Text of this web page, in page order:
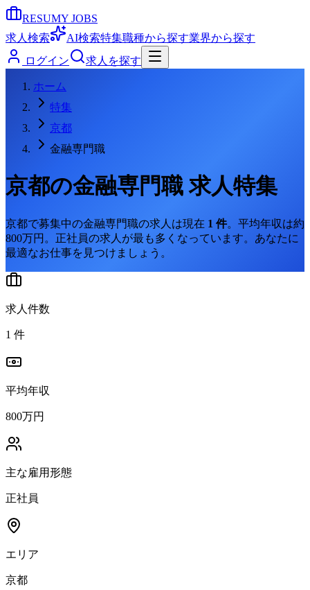
RESUMY JOBS
求人検索
AI検索特集職種から探す業界から探す
ログイン
求人を探す
ホーム
特集
京都
金融専門職
京都の金融専門職求人特集
京都で募集中の金融専門職の求人は現在 1 件。 平均年収は約
800万円。 正社員の求人が最も多くなっています。 あなたに
最適なお仕事を見つけましょう。
求人件数
1 件
平均年収
800万円
主な雇用形態
正社員
エリア
京都